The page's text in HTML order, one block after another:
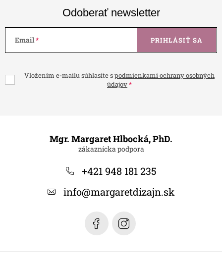
Odoberať newsletter
Email
Vložením e-mailu súhlasíte spodmienkami ochrany osobných
údajov
PRIHLÁSIŤ SA
Mgr. Margaret Hlbocká, PhD.
+421 948 181 235
info@margaretdizajn.sk